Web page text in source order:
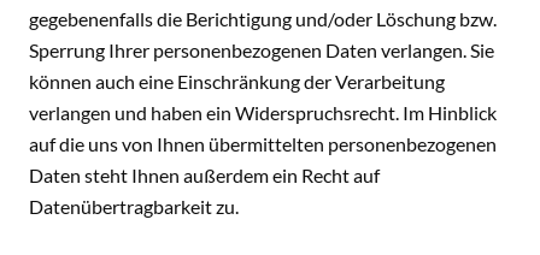
gegebenenfalls die Berichtigung und/oder Löschung bzw.
Sperrung Ihrer personenbezogenen Daten verlangen. Sie
können auch eine Einschränkung der Verarbeitung
verlangen und haben ein Widerspruchsrecht. Im Hinblick
auf die uns von Ihnen übermittelten personenbezogenen
Daten steht Ihnen außerdem ein Recht auf
Datenübertragbarkeit zu.